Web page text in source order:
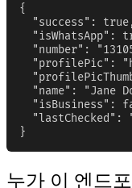
{
"success":
"isWhatsApp":
"number":
"profilePic":
"name": "Jane
"isBusiness":
"lastChecked":
}
누가 이 엔드